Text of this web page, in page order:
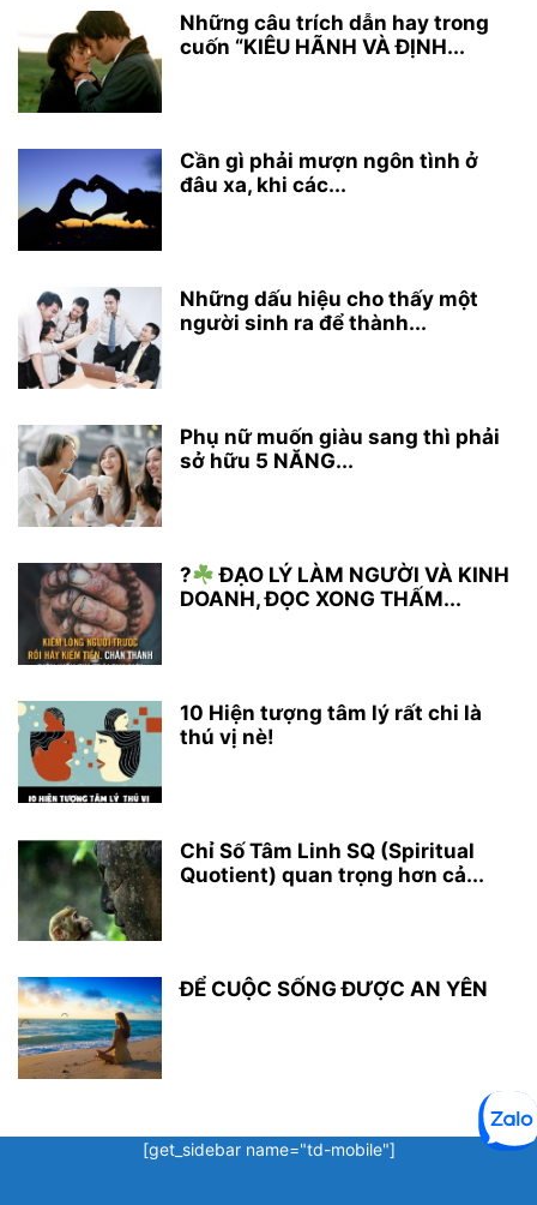
Những câu trích dẫn hay trong
cuốn “KIÊU HÃNH VÀ ĐỊNH...
Cần gì phải mượn ngôn tình ở
đâu xa, khi các...
Những dấu hiệu cho thấy một
người sinh ra để thành...
Phụ nữ muốn giàu sang thì phải
sở hữu 5 NĂNG...
?
ĐẠO LÝ LÀM NGƯỜI VÀ KINH
DOANH, ĐỌC XONG THẤM...
10 Hiện tượng tâm lý rất chi là
thú vị nè!
Chỉ Số Tâm Linh SQ (Spiritual
Quotient) quan trọng hơn cả...
ĐỂ CUỘC SỐNG ĐƯỢC AN YÊN
[get_sidebar name="td-mobile"]